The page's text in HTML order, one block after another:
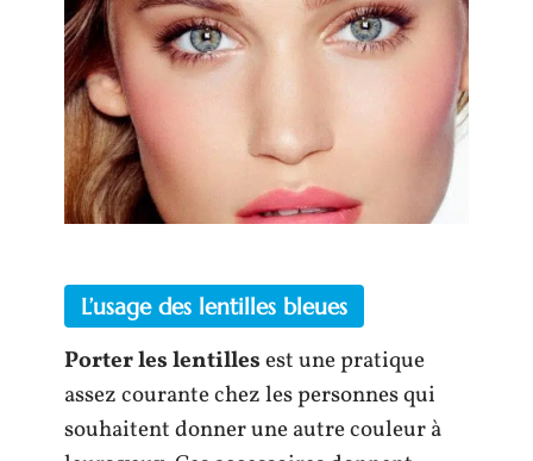
L’usage des lentilles bleues
Porter les lentillesest une pratique
assez courante chez les personnes qui
souhaitent donner une autre couleur à